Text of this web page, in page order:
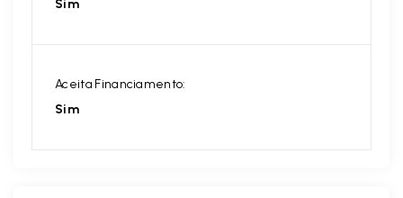
Sim
Aceita Financiamento:
Sim